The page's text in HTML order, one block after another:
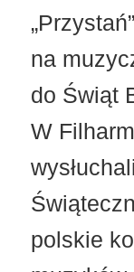
na
do Świąt
W
polskie